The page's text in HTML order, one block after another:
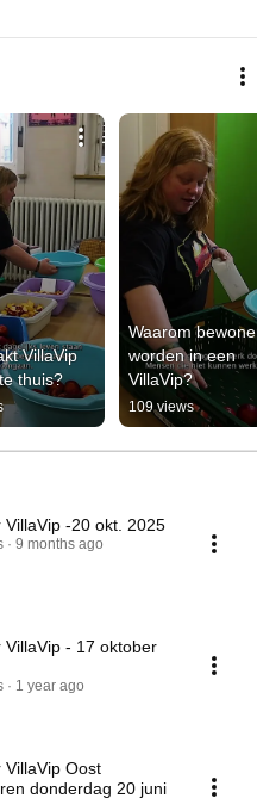
VillaVip
thuis?
Waarom
worden in een
VillaVip?
109 views
VillaVip -20 okt. 2025
9 months ago
VillaVip - 17 oktober
1 year ago
VillaVip Oost
20 juni